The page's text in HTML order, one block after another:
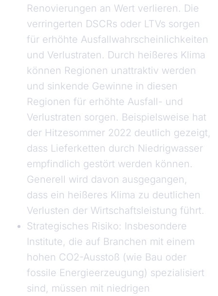
Renovierungen an Wert verlieren. Die
verringerten DSCRs oder LTVs sorgen
für erhöhte Ausfallwahrscheinlichkeiten
und Verlustraten. Durch heißeres Klima
können Regionen unattraktiv werden
und sinkende Gewinne in diesen
Regionen für erhöhte Ausfall- und
Verlustraten sorgen. Beispielsweise hat
der Hitzesommer 2022 deutlich gezeigt,
dass Lieferketten durch Niedrigwasser
empfindlich gestört werden können.
Generell wird davon ausgegangen,
dass ein heißeres Klima zu deutlichen
Verlusten der Wirtschaftsleistung führt.
Strategisches Risiko: Insbesondere
Institute, die auf Branchen mit einem
hohen CO2-Ausstoß (wie Bau oder
fossile Energieerzeugung) spezialisiert
sind, müssen mit niedrigen